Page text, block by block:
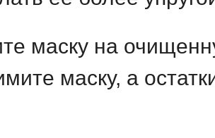
маску на
маску, а